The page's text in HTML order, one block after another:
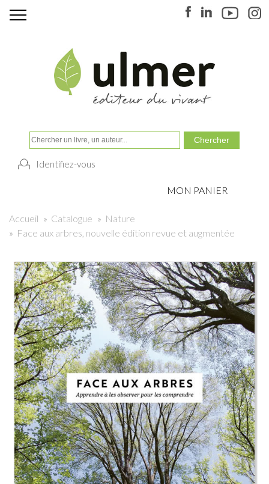
Identifiez-vous
MON PANIER
Accueil » Catalogue » Nature
» Face aux arbres, nouvelle édition revue et augmentée